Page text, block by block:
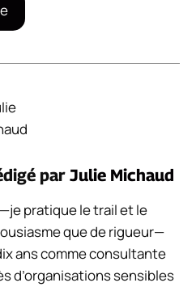
par Julie Michaud
pratique le trail et le
que de rigueur—
ans comme consultante
d’organisations sensibles